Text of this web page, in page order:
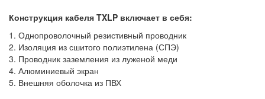
Конструкция кабеля TXLP включает в себя:
1. Однопроволочный резистивный проводник
2. Изоляция из сшитого полиэтилена (СПЭ)
3. Проводник заземления из луженой меди
4. Алюминиевый экран
5. Внешняя оболочка из ПВХ